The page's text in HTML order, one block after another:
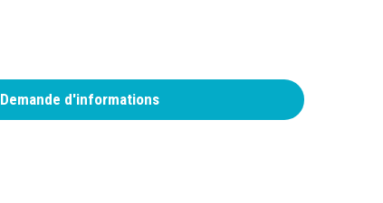
Demande d'informations